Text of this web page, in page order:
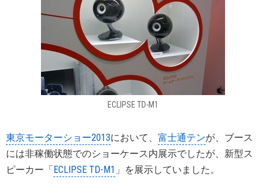
ECLIPSE TD-M1
東京モーターショー2013において、 富士通テンが、ブース
には非稼働状態でのショーケース内展示でしたが、新型ス
ピーカー「ECLIPSE TD-M1 」を展示していました。